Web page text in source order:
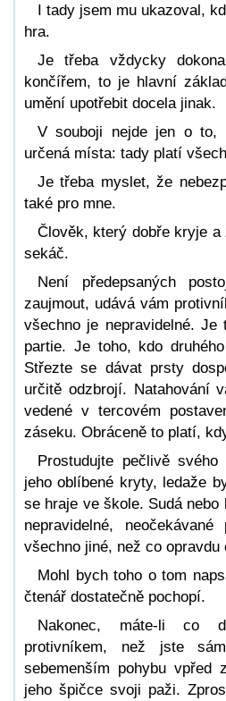
I tady jsem mu ukazoval,
hra.
Je třeba vždycky
končířem, to je hlavní
umění upotřebit docela jinak.
V souboji nejde jen o to,
určená místa: tady platí
Je třeba myslet, že
také pro mne.
Člověk, který dobře kryje
sekáč.
Není předepsaných
zaujmout, udává vám
všechno je nepravidelné.
partie. Je toho, kdo
Střezte se dávat prsty
určitě odzbrojí. Natahování
vedené v tercovém
záseku. Obráceně to platí,
Prostudujte pečlivě
jeho oblíbené kryty, ledaže
se hraje ve škole. Sudá
nepravidelné,
všechno jiné, než co opravdu
Mohl bych toho o tom
čtenář dostatečně pochopí.
Nakonec, máte-li co
protivníkem, než jste
sebemenším pohybu
jeho špičce svoji paži.